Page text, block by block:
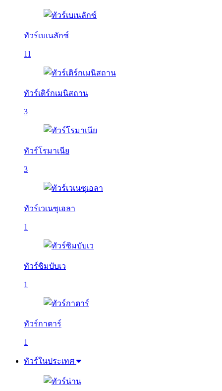
ทัวร์เบเนลักซ์
11
ทัวร์เติร์กเมนิสถาน
3
ทัวร์โรมาเนีย
3
ทัวร์เวเนซุเอลา
1
ทัวร์ซิมบับเว
1
ทัวร์กาตาร์
1
ทัวร์ในประเทศ